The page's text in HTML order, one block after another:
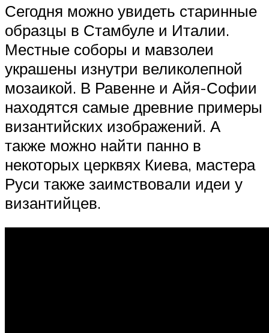
Сегодня можно увидеть старинные
образцы в Стамбуле и Италии.
Местные соборы и мавзолеи
украшены изнутри великолепной
мозаикой. В Равенне и Айя-Софии
находятся самые древние примеры
византийских изображений. А
также можно найти панно в
некоторых церквях Киева, мастера
Руси также заимствовали идеи у
византийцев.